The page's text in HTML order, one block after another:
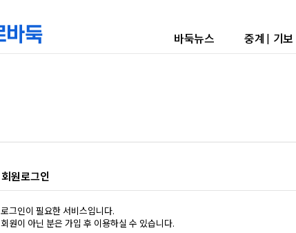
바둑뉴스 중계 | 기보
회원로그인
로그인이 필요한 서비스입니다.
회원이 아닌 분은 가입 후 이용하실 수 있습니다.